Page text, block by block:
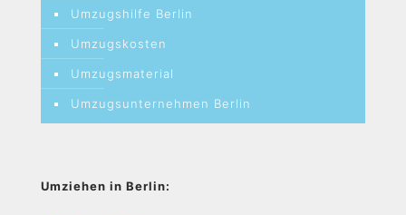
Umzugshilfe Berlin
Umzugskosten
Umzugsmaterial
Umzugsunternehmen Berlin
Umziehen in Berlin: